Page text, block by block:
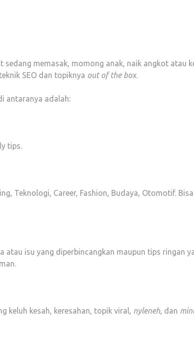
memasak, momong anak, naik angkot atau
SEO dan topiknya out of the box.
antaranya adalah:
tips.
Teknologi, Career, Fashion, Budaya, Otomotif.
isu yang diperbincangkan maupun tips ringan
keluh kesah, keresahan, topik viral, nyleneh, dan